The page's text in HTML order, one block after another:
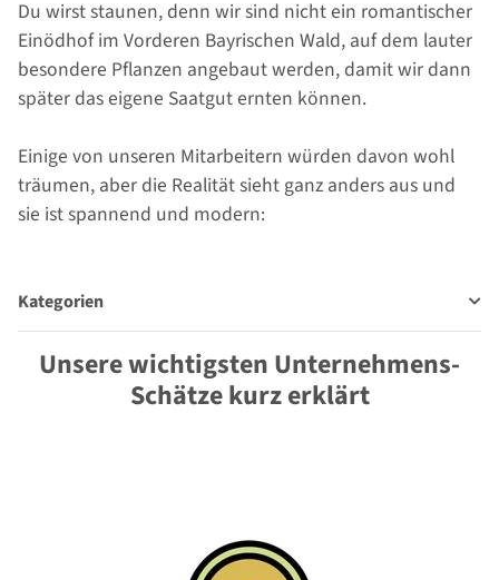
Du wirst staunen, denn wir sind nicht ein romantischer
Einödhof im Vorderen Bayrischen Wald, auf dem lauter
besondere Pflanzen angebaut werden, damit wir dann
später das eigene Saatgut ernten können.
Einige von unseren Mitarbeitern würden davon wohl
träumen, aber die Realität sieht ganz anders aus und
sie ist spannend und modern:
Kategorien
Unsere wichtigsten Unternehmens-
Schätze kurz erklärt